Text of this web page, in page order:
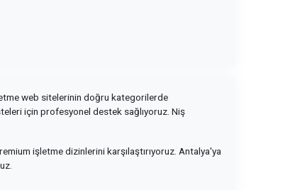
web sitelerinin doğru kategorilerde
için profesyonel destek sağlıyoruz. Niş
işletme dizinlerini karşılaştırıyoruz. Antalya'ya